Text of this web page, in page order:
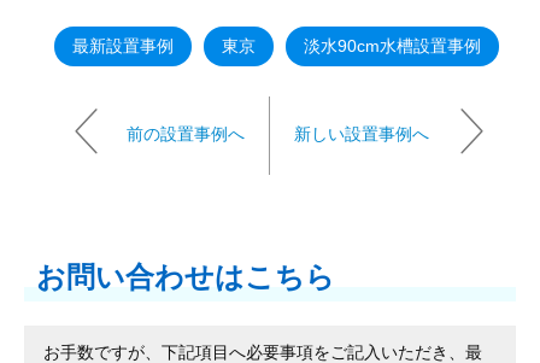
最新設置事例 東京 淡水90cm水槽設置事例
前の設置事例へ 新しい設置事例へ
お問い合わせはこちら
お手数ですが、下記項目へ必要事項をご記入いただき、最